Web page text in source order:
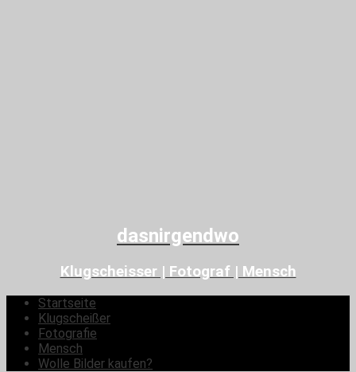
dasnirgendwo
Klugscheisser | Fotograf | Mensch
Startseite
Klugscheißer
Fotografie
Mensch
Wolle Bilder kaufen?